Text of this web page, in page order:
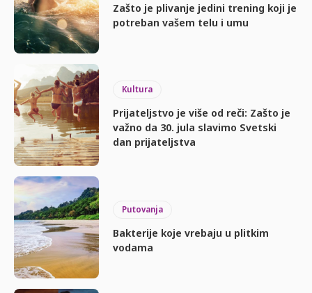
Zašto je plivanje jedini trening koji je
potreban vašem telu i umu
Kultura
Prijateljstvo je više od reči: Zašto je
važno da 30. jula slavimo Svetski
dan prijateljstva
Putovanja
Bakterije koje vrebaju u plitkim
vodama